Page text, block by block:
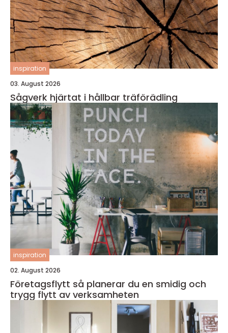
inspiration
03. August 2026
Sågverk hjärtat i hållbar träförädling
inspiration
02. August 2026
Företagsflytt så planerar du en smidig och
trygg flytt av verksamheten